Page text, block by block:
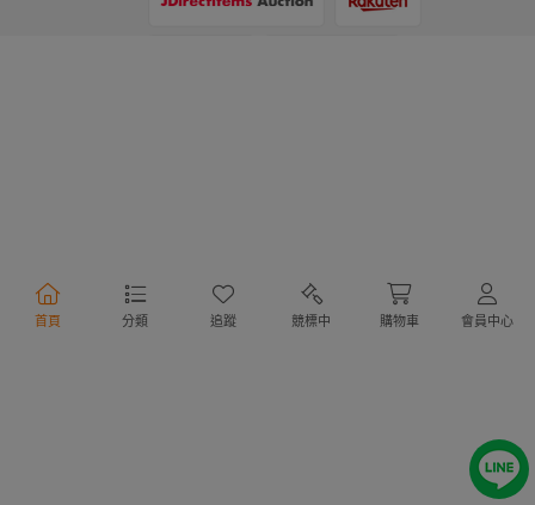
首頁 分類 追蹤 競標中 購物車 會員中心